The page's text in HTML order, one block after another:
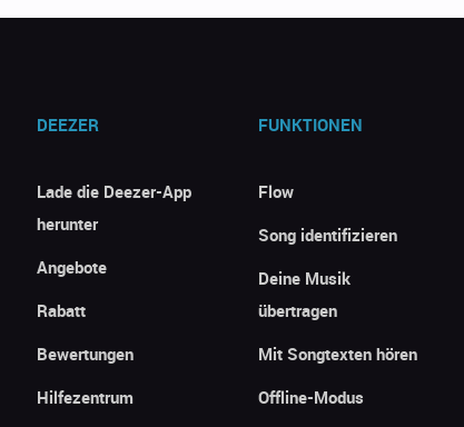
DEEZER
Lade die Deezer-App
herunter
Angebote
Rabatt
Bewertungen
Hilfezentrum
FUNKTIONEN
Flow
Song identifizieren
Deine Musik
übertragen
Mit Songtexten hören
Offline-Modus